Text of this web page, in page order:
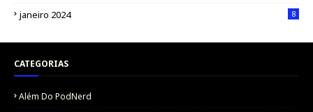
janeiro 2024 8
CATEGORIAS
Além Do PodNerd